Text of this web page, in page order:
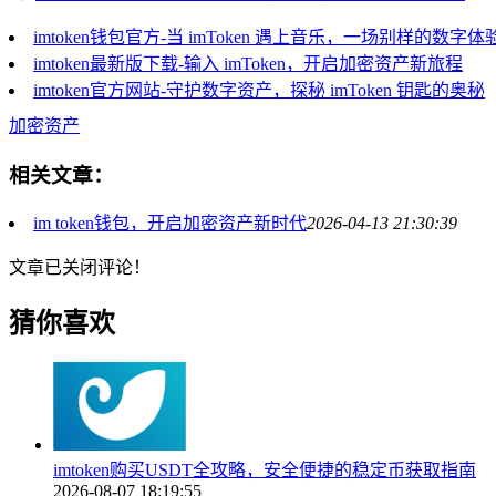
imtoken钱包官方-当 imToken 遇上音乐，一场别样的数字体
imtoken最新版下载-输入 imToken，开启加密资产新旅程
imtoken官方网站-守护数字资产，探秘 imToken 钥匙的奥秘
加密资产
相关文章：
im token钱包，开启加密资产新时代2026-04-13 21:30:39
文章已关闭评论！
猜你喜欢
imtoken购买USDT全攻略，安全便捷的稳定币获取指南
2026-08-07 18:19:55